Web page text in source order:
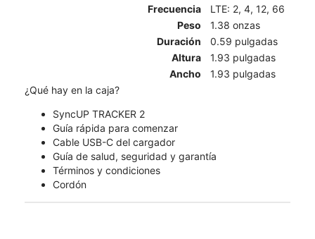
Frecuencia
LTE: 2, 4, 12, 66
Peso
1.38 onzas
Duración
0.59 pulgadas
Altura
1.93 pulgadas
Ancho
1.93 pulgadas
¿Qué hay en la caja?
SyncUP TRACKER 2
Guía rápida para comenzar
Cable USB-C del cargador
Guía de salud, seguridad y garantía
Términos y condiciones
Cordón